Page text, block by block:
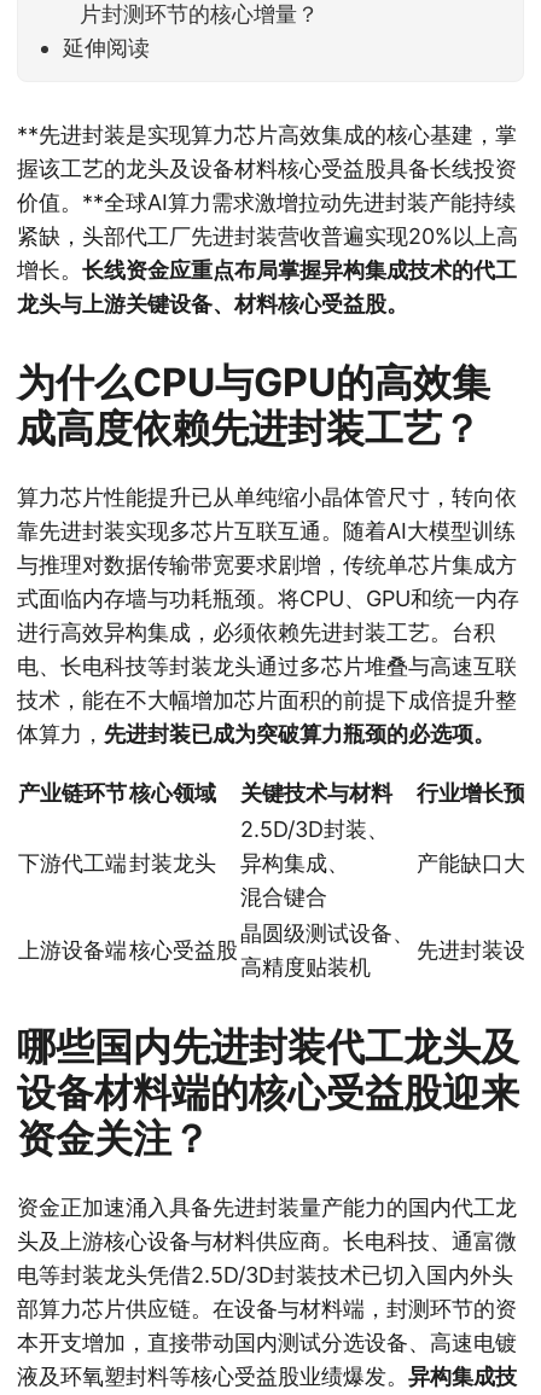
片封测环节的核心增量？
延伸阅读
**先进封装是实现算力芯片高效集成的核心基建，掌
握该工艺的龙头及设备材料核心受益股具备长线投资
价值。**全球AI算力需求激增拉动先进封装产能持续
紧缺，头部代工厂先进封装营收普遍实现20%以上高
增长。 长线资金应重点布局掌握异构集成技术的代工
龙头与上游关键设备、材料核心受益股。
为什么CPU与GPU的高效集
成高度依赖先进封装工艺？
算力芯片性能提升已从单纯缩小晶体管尺寸，转向依
靠先进封装实现多芯片互联互通。随着AI大模型训练
与推理对数据传输带宽要求剧增，传统单芯片集成方
式面临内存墙与功耗瓶颈。将CPU、GPU和统一内存
进行高效异构集成，必须依赖先进封装工艺。台积
电、长电科技等封装龙头通过多芯片堆叠与高速互联
技术，能在不大幅增加芯片面积的前提下成倍提升整
体算力， 先进封装已成为突破算力瓶颈的必选项。
产业链环节核心领域 关键技术与材料 行业增长预
下游代工端封装龙头
2.5D/3D封装、
异构集成、
混合键合
产能缺口大
上游设备端核心受益股
晶圆级测试设备、
高精度贴装机
先进封装设
哪些国内先进封装代工龙头及
设备材料端的核心受益股迎来
资金关注？
资金正加速涌入具备先进封装量产能力的国内代工龙
头及上游核心设备与材料供应商。长电科技、通富微
电等封装龙头凭借2.5D/3D封装技术已切入国内外头
部算力芯片供应链。在设备与材料端，封测环节的资
本开支增加，直接带动国内测试分选设备、高速电镀
液及环氧塑封料等核心受益股业绩爆发。 异构集成技